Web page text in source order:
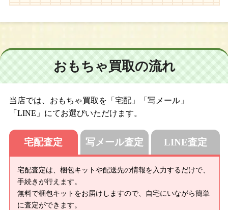
おもちゃ買取の流れ
当店では、おもちゃ買取を「宅配」「写メール」
「LINE」にてお選びいただけます。
宅配査定
宅配査定は、梱包キットや配送先の情報を入力するだけで、
手続きが行えます。
無料で梱包キットをお届けしますので、自宅にいながら簡単
に査定ができます。
写メール査定 LINE査定